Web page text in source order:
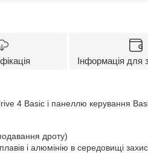
Інформація для
4 Basic і панеллю керування
дроту)
і алюмінію в середовищі